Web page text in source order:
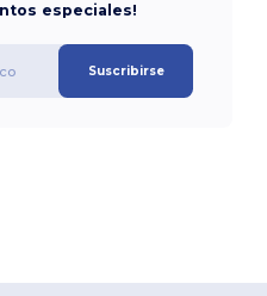
especiales!
Suscribirse